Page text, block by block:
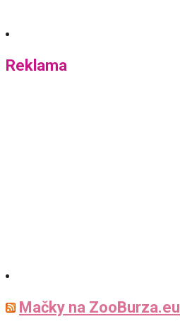
Reklama
Mačky na ZooBurza.eu